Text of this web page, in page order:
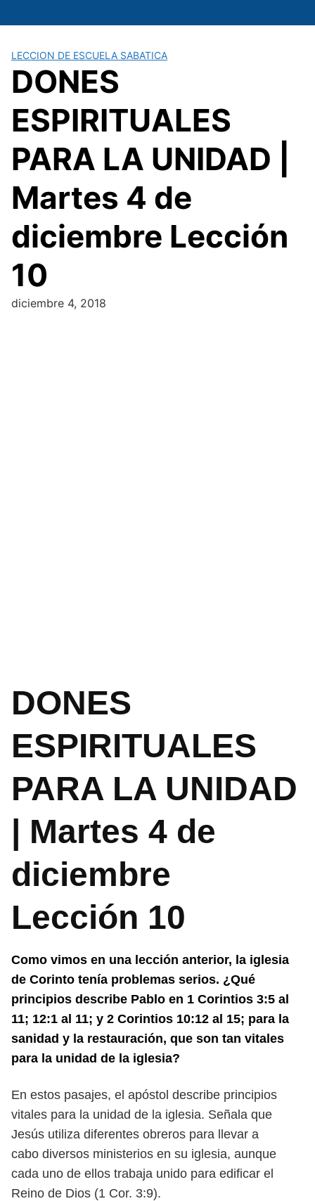
al
LECCION DE ESCUELA SABATICA
DONES
ESPIRITUALES
PARA LA UNIDAD |
Martes 4 de
diciembre Lección
10
diciembre 4, 2018
DONES
ESPIRITUALES
PARA LA UNIDAD
| Martes 4 de
diciembre
Lección 10
Como vimos en una lección anterior, la iglesia
de Corinto tenía problemas serios. ¿Qué
principios describe Pablo en 1 Corintios 3:5 al
11; 12:1 al 11; y 2 Corintios 10:12 al 15; para la
sanidad y la restauración, que son tan vitales
para la unidad de la iglesia?
En estos pasajes, el apóstol describe principios
vitales para la unidad de la iglesia. Señala que
Jesús utiliza diferentes obreros para llevar a
cabo diversos ministerios en su iglesia, aunque
cada uno de ellos trabaja unido para edificar el
Reino de Dios (1 Cor. 3:9).